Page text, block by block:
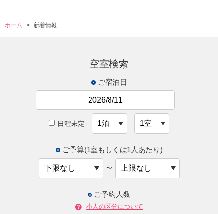
ホーム 新着情報
空室検索
ご宿泊日
日程未定
ご予算(1室もしくは1人あたり)
〜
ご予約人数
小人の区分について